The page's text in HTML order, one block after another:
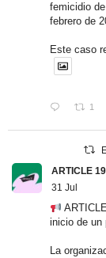
femicidio
febrero de
Este caso
1
ARTICLE
31 Jul
inicio de un
La